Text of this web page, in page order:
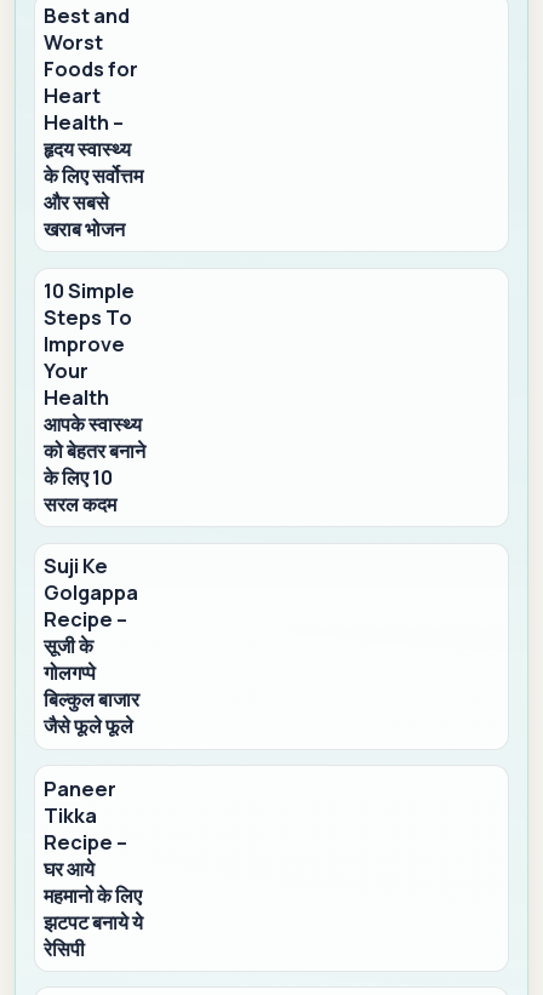
Best and
Worst
Foods for
Heart
Health –
हृदय स्वास्थ्य
के लिए सर्वोत्तम
और सबसे
खराब भोजन
10 Simple
Steps To
Improve
Your
Health
आपके स्वास्थ्य
को बेहतर बनाने
के लिए 10
सरल कदम
Suji Ke
Golgappa
Recipe –
सूजी के
गोलगप्पे
बिल्कुल बाजार
जैसे फूले फूले
Paneer
Tikka
Recipe –
घर आये
महमानो के लिए
झटपट बनाये ये
रेसिपी